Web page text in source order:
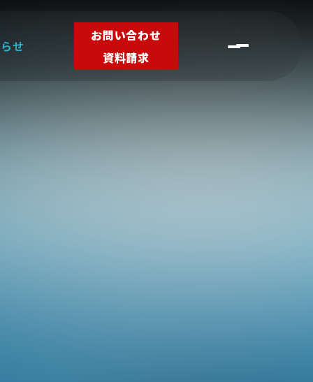
せ
お問い合わせ
資料請求